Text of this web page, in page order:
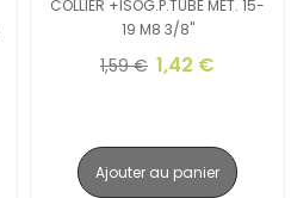
COLLIER +ISOG.P.TUBE MET. 15-
19 M8 3/8"
1,59 € 1,42 €
Ajouter au panier